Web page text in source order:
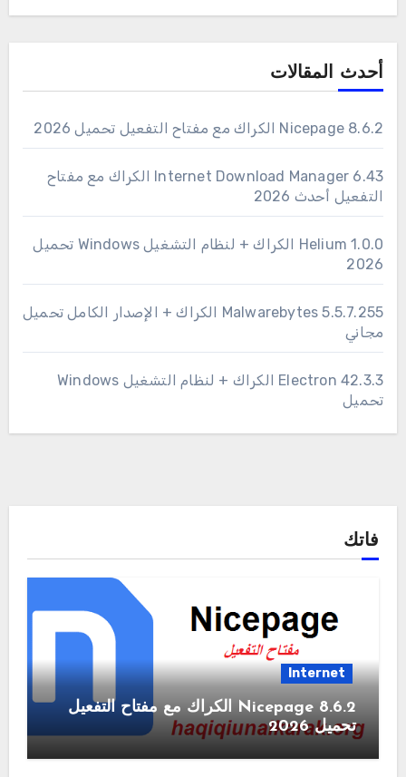
أحدث المقالات
Nicepage 8.6.2 الكراك مع مفتاح التفعيل تحميل 2026
6.43 Internet Download Manager الكراك مع مفتاح
التفعيل أحدث 2026
1.0.0 Helium الكراك + لنظام التشغيل Windows تحميل
2026
Malwarebytes 5.5.7.255 الكراك + الإصدار الكامل تحميل
مجاني
Electron 42.3.3 الكراك + لنظام التشغيل Windows
تحميل
فاتك
Internet
Nicepage 8.6.2 الكراك مع مفتاح التفعيل
تحميل 2026